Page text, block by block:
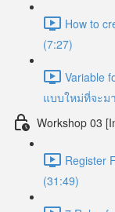
How to
(7:27)
Variable
แบบใหม่ที่จะม
Workshop 03
Register
(31:49)